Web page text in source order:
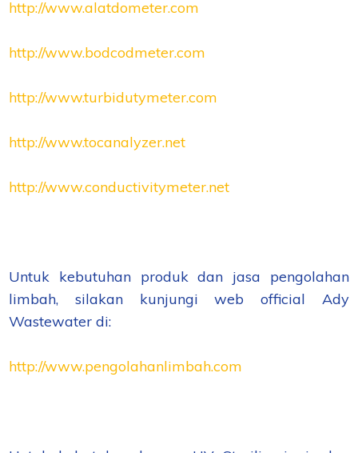
http://www.alatdometer.com
http://www.bodcodmeter.com
http://www.turbidutymeter.com
http://www.tocanalyzer.net
http://www.conductivitymeter.net
Untuk kebutuhan produk dan jasa pengolahan
limbah, silakan kunjungi web official Ady
Wastewater di:
http://www.pengolahanlimbah.com